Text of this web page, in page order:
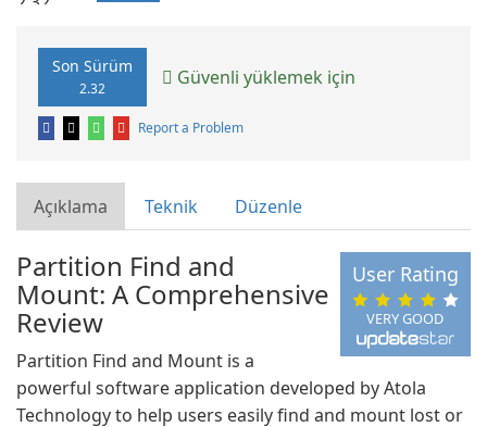
Son Sürüm
2.32 Güvenli yüklemek için
Report a Problem
Açıklama Teknik Düzenle
VERY GOOD
User Rating
Partition Find and
Mount: A Comprehensive
Review
Partition Find and Mount is a
powerful software application developed by Atola
Technology to help users easily find and mount lost or